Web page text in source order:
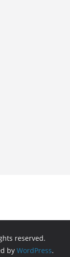
reserved.
by WordPress.